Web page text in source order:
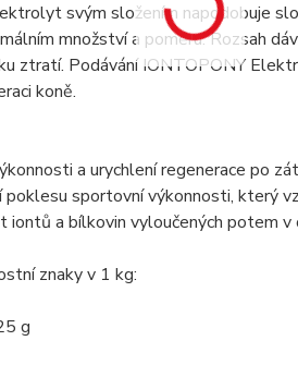
svým složením napodobuje
množství a poměru. Rozsah
ztratí. Podávání IONTOPONY
koně.
a urychlení regenerace po
poklesu sportovní výkonnosti, který
iontů a bílkovin vyloučených potem
znaky v 1 kg:
g